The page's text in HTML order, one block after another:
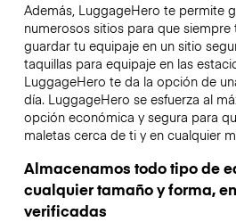
Además, LuggageHero te permite
numerosos sitios para que
guardar tu equipaje en un sitio
taquillas para equipaje en las
LuggageHero te da la opción de
día. LuggageHero se esfuerza al
opción económica y segura para
maletas cerca de ti y en cualquier
Almacenamos todo tipo de
cualquier tamaño y forma,
verificadas